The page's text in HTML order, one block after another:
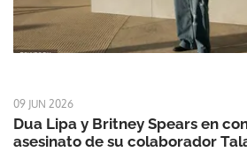
09 JUN 2026
Dua Lipa y Britney Spears en
asesinato de su colaborador